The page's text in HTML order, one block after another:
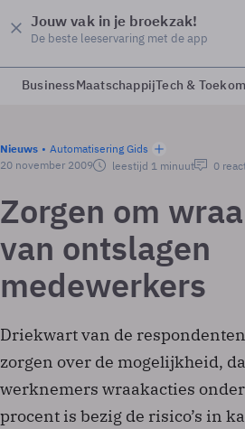
Jouw vak in je broekzak!
De beste leeservaring met de app
BusinessMaatschappijTech &
Nieuws
Automatisering Gids
20 november 2009
leestijd 1 minuut 0
Zorgen om
van ontslagen
medewerkers
Driekwart van de
zorgen over de mogelijkheid,
werknemers wraakacties
procent is bezig de risico’s in